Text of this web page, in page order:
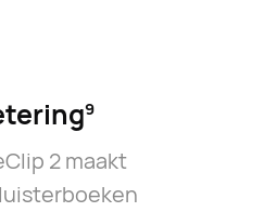
9
2 maakt